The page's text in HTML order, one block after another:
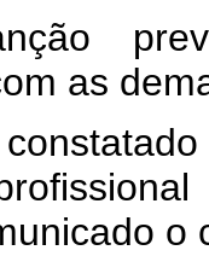
as